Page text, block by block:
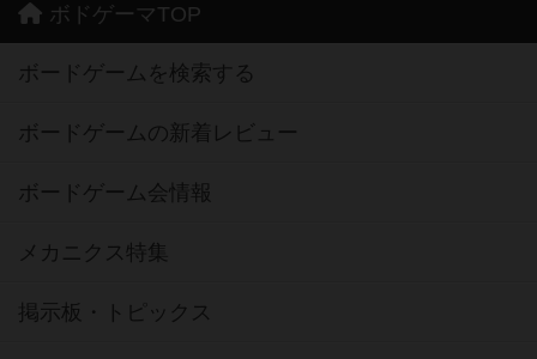
ボドゲーマTOP
ボードゲームを検索する
ボードゲームの新着レビュー
ボードゲーム会情報
メカニクス特集
掲示板・トピックス